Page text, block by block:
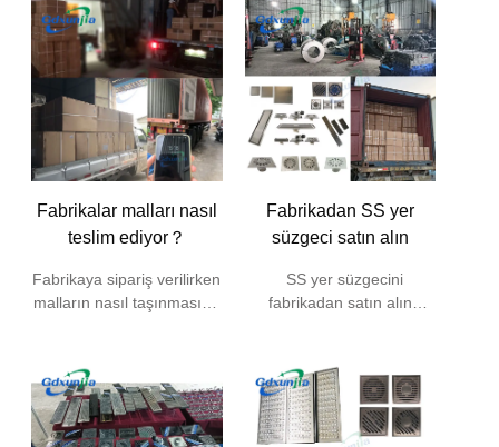
Fabrikalar malları nasıl
teslim ediyor？
Fabrikaya sipariş verilirken
malların nasıl taşınması?
Ürünleri Fabrikası, Çin'den
Banyo Ürünleri Üreticisidir,
Chao'an Bölgesi'nde
bulunan, Chaozhou şehri,
Fabrikadan SS yer
süzgeci satın alın
SS yer süzgecini
fabrikadan satın alın
toptan paslanmaz çelik yer
süzgeçleri, birçok faydası
var, aşağıdaki hususlar
dahil: Fabrika doğrudan